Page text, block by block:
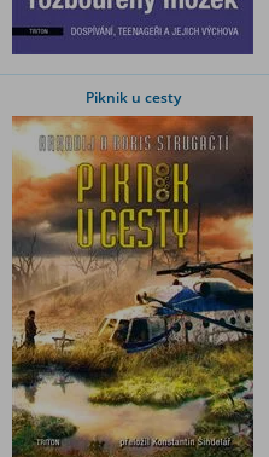
Piknik u cesty